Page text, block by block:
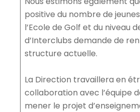
positive du nombre de
l’Ecole de Golf et du niveau
d’Interclubs demande de
structure actuelle.
La Direction travaillera en
collaboration avec l’équipe
mener le projet